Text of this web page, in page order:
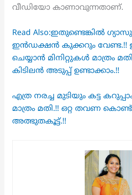
വീഡിയോ കാണാവുന്നതാണ്.
Read Also:ഇതുണ്ടെങ്കിൽ
ഇൻഡക്ഷൻ കുക്കറും വേണ്ട.!!
ചെയ്യാൻ മിനിറ്റുകൾ മാത്രം
കിടിലൻ അടുപ്പ് ഉണ്ടാക്കാം.!!
എത്ര നരച്ച മുടിയും കട്ട
മാത്രം മതി.!! ഒറ്റ തവണ
അത്ഭുതകൂട്ട്.!!